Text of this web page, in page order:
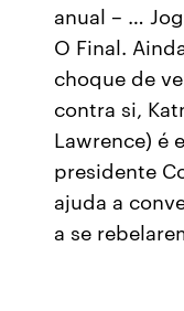
anual – …
O Final.
choque de
contra si,
Lawrence) é
presidente
ajuda a
a se